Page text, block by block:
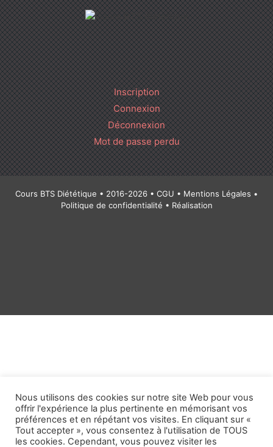
Inscription
Connexion
Déconnexion
Mot de passe perdu
Cours BTS Diététique • 2016-2026 • CGU • Mentions Légales •
Politique de confidentialité • Réalisation
Nous utilisons des cookies sur notre site Web pour vous
offrir l'expérience la plus pertinente en mémorisant vos
préférences et en répétant vos visites. En cliquant sur «
Tout accepter », vous consentez à l'utilisation de TOUS
les cookies. Cependant, vous pouvez visiter les